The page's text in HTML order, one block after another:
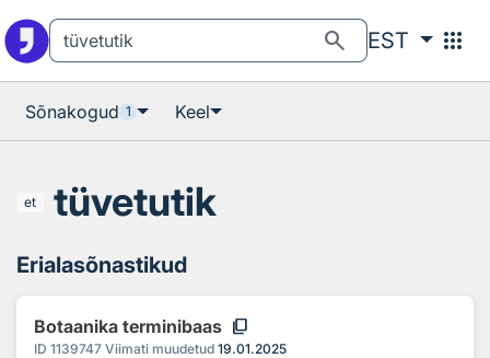
search EST apps
Sõnakogud 1 Keel
et tüvetutik
Erialasõnastikud
Botaanika terminibaas content_copy
ID 1139747 Viimati muudetud 19.01.2025